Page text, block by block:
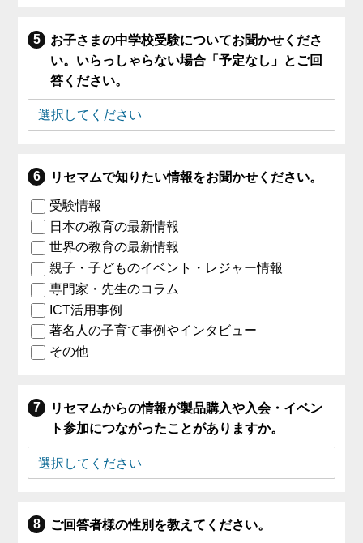
お子さまの中学校受験についてお聞かせくださ
い。いらっしゃらない場合「予定なし」とご回
答ください。
リセマムで知りたい情報をお聞かせください。
受験情報
日本の教育の最新情報
世界の教育の最新情報
親子・子どものイベント・レジャー情報
専門家・先生のコラム
ICT活用事例
著名人の子育て事例やインタビュー
その他
リセマムからの情報が製品購入や入会・イベン
ト参加につながったことがありますか。
ご回答者様の性別を教えてください。